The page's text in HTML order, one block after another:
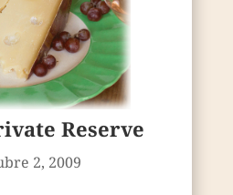
Reserve
2, 2009